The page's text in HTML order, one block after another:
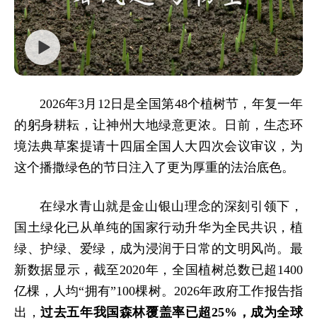
2026年3月12日是全国第48个植树节，年复一年
的躬身耕耘，让神州大地绿意更浓。日前，生态环
境法典草案提请十四届全国人大四次会议审议，为
这个播撒绿色的节日注入了更为厚重的法治底色。
在绿水青山就是金山银山理念的深刻引领下，
国土绿化已从单纯的国家行动升华为全民共识，植
绿、护绿、爱绿，成为浸润于日常的文明风尚。最
新数据显示，截至2020年，全国植树总数已超1400
亿棵，人均“拥有”100棵树。2026年政府工作报告指
出，过去五年我国森林覆盖率已超25%，成为全球